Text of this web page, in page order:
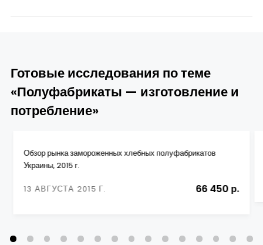
Готовые исследования по теме
«Полуфабрикаты — изготовление и
потребление»
Обзор рынка замороженных хлебных полуфабрикатов
Украины, 2015 г.
13 АВГУСТА 2015 Г. 66 450 р.